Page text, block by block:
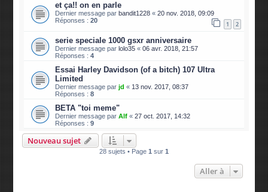
et ça!! on en parle
Dernier message parbandit1228 «20 nov. 2018, 09:09
Réponses :20 1 2
serie speciale 1000 gsxr anniversaire
Dernier message parlolo35 «06 avr. 2018, 21:57
Réponses :4
Essai Harley Davidson (of a bitch) 107 Ultra
Limited
Dernier message parjd « 13 nov. 2017, 08:37
Réponses :8
BETA "toi meme"
Dernier message parAlf «27 oct. 2017, 14:32
Réponses :9
Nouveau sujet
28 sujets • Page 1 sur 1
Aller à